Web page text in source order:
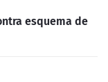
esquema de